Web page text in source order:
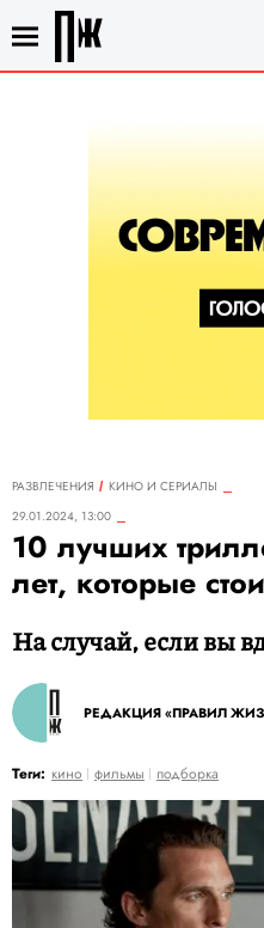
РАЗВЛЕЧЕНИЯ
КИНО И СЕРИАЛЫ
29.01.2024, 13:00
10 лучших
лет, которые
На случай, если вы
РЕДАКЦИЯ «ПРАВИЛ
Теги: кино фильмы подборка